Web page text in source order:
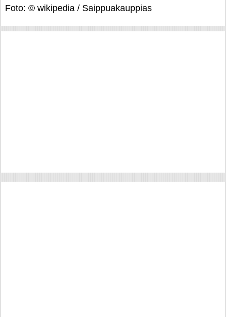
Foto: © wikipedia / Saippuakauppias